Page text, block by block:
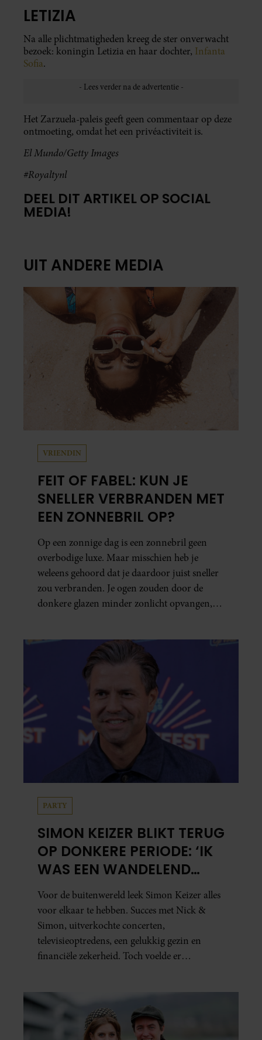
LETIZIA
Na alle plichtmatigheden kreeg de ster onverwacht
bezoek: koningin Letizia en haar dochter, Infanta
Sofia.
Het Zarzuela-paleis geeft geen commentaar op deze
ontmoeting, omdat het een privéactiviteit is.
El Mundo/Getty Images
#Royaltynl
DEEL DIT ARTIKEL OP SOCIAL
MEDIA!
UIT ANDERE MEDIA
VRIENDIN
FEIT OF FABEL: KUN JE
SNELLER VERBRANDEN MET
EEN ZONNEBRIL OP?
Op een zonnige dag is een zonnebril geen
overbodige luxe. Maar misschien heb je
weleens gehoord dat je daardoor juist sneller
zou verbranden. Je ogen zouden door de
donkere glazen minder zonlicht opvangen,
ook echt? Wij zoeken uit hoe het zit.
PARTY
SIMON KEIZER BLIKT TERUG
OP DONKERE PERIODE: ‘IK
WAS EEN WANDELEND
HOOFD’
Voor de buitenwereld leek Simon Keizer alles
voor elkaar te hebben. Succes met Nick &
Simon, uitverkochte concerten,
televisieoptredens, een gelukkig gezin en
financiële zekerheid. Toch voelde er
vertelt de zanger dat hij lange tijd vooral
overleefde en steeds verder van zijn gevoel
verwijderd raakte.